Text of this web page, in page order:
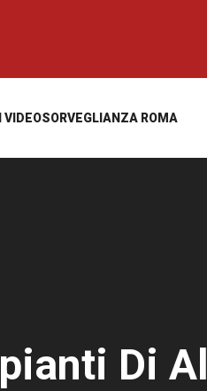
VIDEOSORVEGLIANZA ROMA
Di